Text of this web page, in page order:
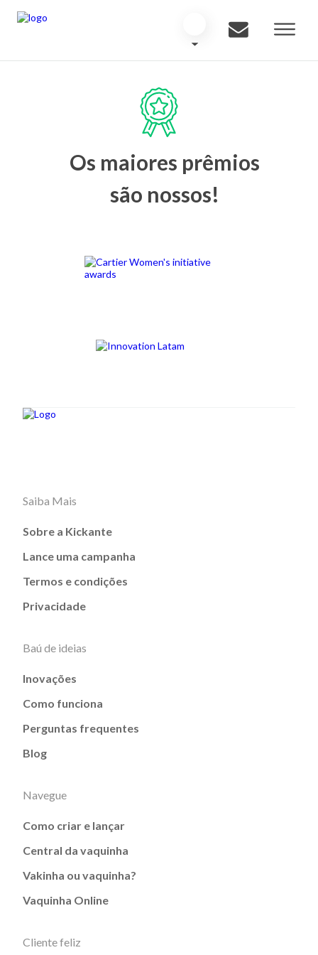
Os maiores prêmios
são nossos!
Saiba Mais
Sobre a Kickante
Lance uma campanha
Termos e condições
Privacidade
Baú de ideias
Inovações
Como funciona
Perguntas frequentes
Blog
Navegue
Como criar e lançar
Central da vaquinha
Vakinha ou vaquinha?
Vaquinha Online
Cliente feliz